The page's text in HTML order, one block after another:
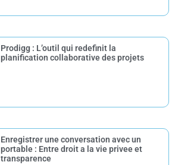
Prodigg : L’outil qui redefinit la
planification collaborative des projets
Enregistrer une conversation avec un
portable : Entre droit a la vie privee et
transparence